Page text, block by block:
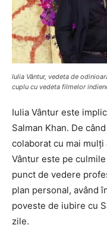
Iulia Vântur, vedeta de
cuplu cu vedeta filmelor
Iulia Vântur este
Salman Khan. De
colaborat cu mai
Vântur este pe
punct de vedere
plan personal, având
poveste de iubire cu
zile.